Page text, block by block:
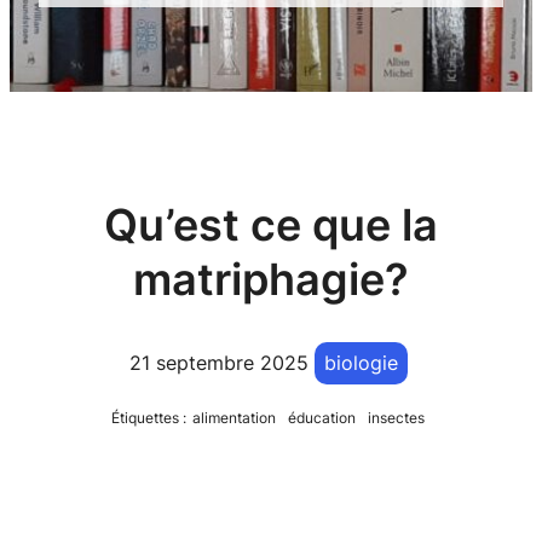
Qu’est ce que la
matriphagie?
21 septembre 2025 biologie
Étiquettes : alimentation éducation insectes